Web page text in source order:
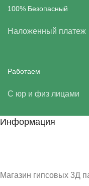
100% Безопасный
Наложенный платеж
Работаем
С юр и физ лицами
Информация
Магазин гипсовых 3Д